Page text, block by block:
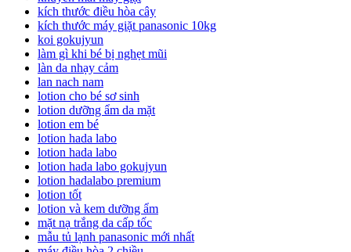
kích thước điều hòa cây
kích thước máy giặt panasonic 10kg
koi gokujyun
làm gì khi bé bị nghẹt mũi
làn da nhạy cảm
lan nach nam
lotion cho bé sơ sinh
lotion dưỡng ẩm da mặt
lotion em bé
lotion hada labo
lotion hada labo
lotion hada labo gokujyun
lotion hadalabo premium
lotion tốt
lotion và kem dưỡng ẩm
mặt nạ trắng da cấp tốc
mẫu tủ lạnh panasonic mới nhất